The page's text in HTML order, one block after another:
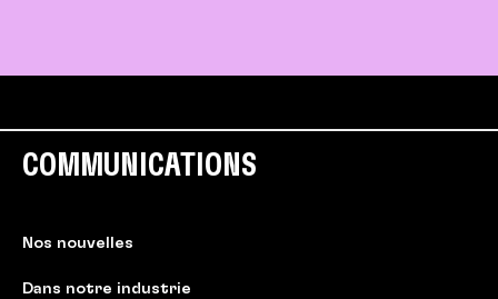
COMMUNICATIONS
Nos nouvelles
Dans notre industrie